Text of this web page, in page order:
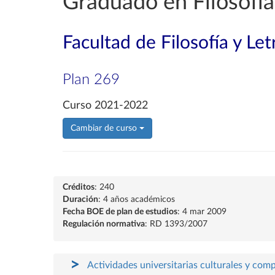
Facultad de Filosofía y
Plan 269
Curso 2021-2022
Cambiar de curso
Créditos: 240
Duración: 4 años académicos
Fecha BOE de plan de estudios: 4 mar 2009
Regulación normativa: RD 1393/2007
Actividades universitarias culturales y